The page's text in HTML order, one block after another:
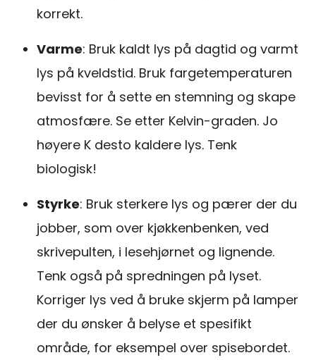
korrekt.
Varme: Bruk kaldt lys på dagtid og varmt
lys på kveldstid. Bruk fargetemperaturen
bevisst for å sette en stemning og skape
atmosfære. Se etter Kelvin-graden. Jo
høyere K desto kaldere lys. Tenk
biologisk!
Styrke: Bruk sterkere lys og pærer der du
jobber, som over kjøkkenbenken, ved
skrivepulten, i lesehjørnet og lignende.
Tenk også på spredningen på lyset.
Korriger lys ved å bruke skjerm på lamper
der du ønsker å belyse et spesifikt
område, for eksempel over spisebordet.